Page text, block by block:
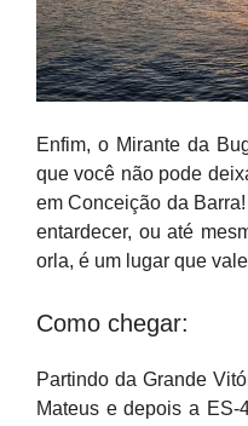
Enfim, o Mirante da
que você não pode
em Conceição da
entardecer, ou até
orla, é um lugar que
Como chegar:
Partindo da Grande
Mateus e depois a ES-